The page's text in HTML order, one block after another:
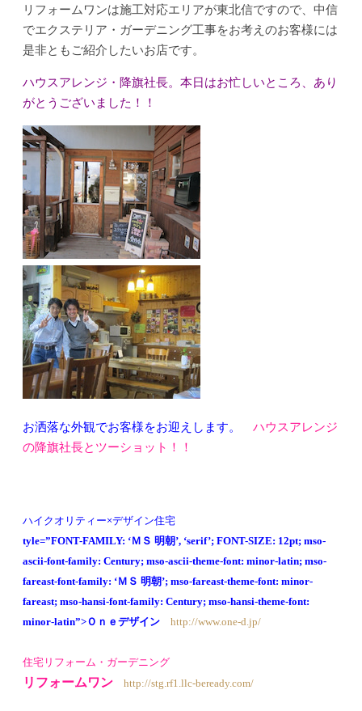
リフォームワンは施工対応エリアが東北信ですので、中信
でエクステリア・ガーデニング工事をお考えのお客様には
是非ともご紹介したいお店です。
ハウスアレンジ・降旗社長。本日はお忙しいところ、あり
がとうございました！！
お洒落な外観でお客様をお迎えします。
ハウスアレンジ
の降旗社長とツーショット！！
ハイクオリティー×デザイン住宅
tyle=”FONT-FAMILY: ‘ＭＳ 明朝’, ‘serif’; FONT-SIZE: 12pt; mso-
ascii-font-family: Century; mso-ascii-theme-font: minor-latin; mso-
fareast-font-family: ‘ＭＳ 明朝’; mso-fareast-theme-font: minor-
fareast; mso-hansi-font-family: Century; mso-hansi-theme-font:
minor-latin”>Ｏｎｅデザイン
http://www.one-d.jp/
住宅リフォーム・ガーデニング
リフォームワン http://stg.rf1.llc-beready.com/